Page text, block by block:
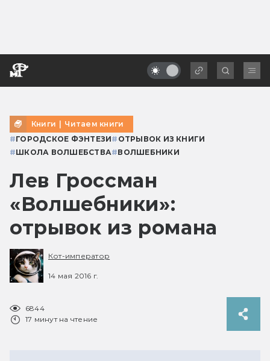
Книги | Читаем книги
#ГОРОДСКОЕ ФЭНТЕЗИ# ОТРЫВОК ИЗ КНИГИ
#ШКОЛА ВОЛШЕБСТВА#ВОЛШЕБНИКИ
Лев Гроссман
«Волшебники»:
отрывок из романа
Кот-император
14 мая 2016 г.
6844
17 минут на чтение